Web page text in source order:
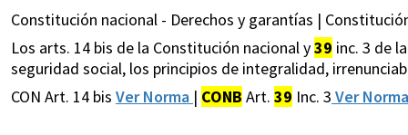
Constitución nacional - Derechos y garantías |
Los arts. 14 bis de la Constitución nacional y39 inc. 3 de
seguridad social, los principios de integralidad,
CON Art. 14 bis Ver Norma | CONB Art. 39 Inc. 3 Ver